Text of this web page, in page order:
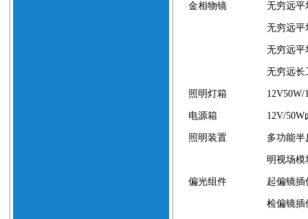
金相物镜 无穷远
无穷远
无穷远
无穷远
照明灯箱 12V50W/
电源箱 12V/50W
照明装置 多功能半
明视场模
偏光组件 起偏镜插
检偏镜插